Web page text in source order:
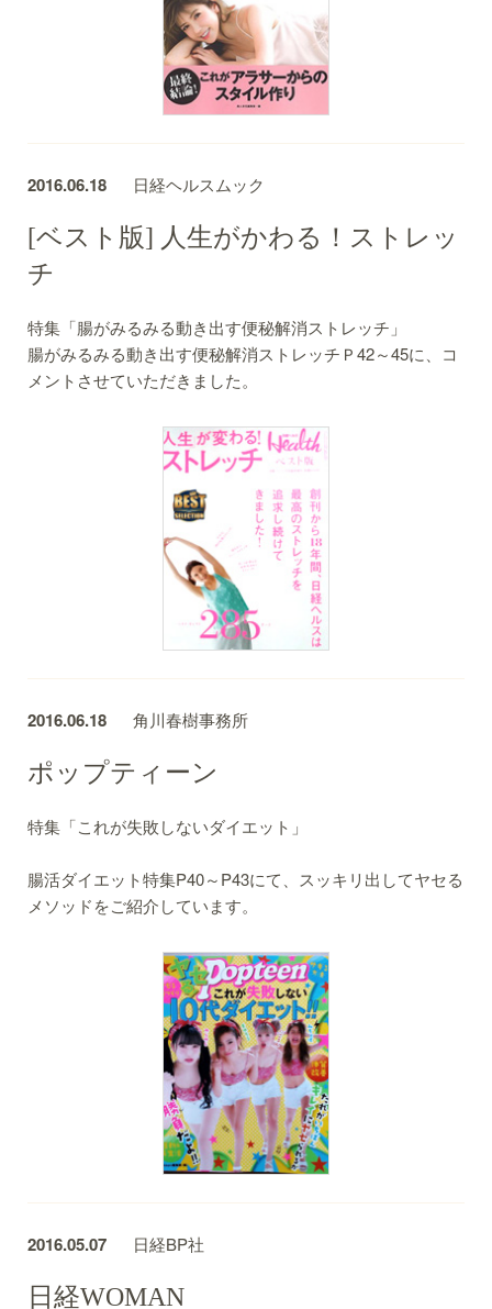
2016.06.18 日経ヘルスムック
[ベスト版] 人生がかわる！ストレッ
チ
特集「腸がみるみる動き出す便秘解消ストレッチ」
腸がみるみる動き出す便秘解消ストレッチＰ42～45に、コ
メントさせていただきました。
2016.06.18 角川春樹事務所
ポップティーン
特集「これが失敗しないダイエット」
腸活ダイエット特集P40～P43にて、スッキリ出してヤセる
メソッドをご紹介しています。
2016.05.07 日経BP社
日経WOMAN